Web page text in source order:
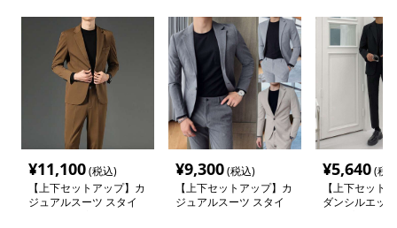
¥11,100(税込)
【上下セットアップ】カ
ジュアルスーツ スタイ
¥9,300(税込)
【上下セットアップ】カ
ジュアルスーツ スタイ
¥5,640(税
【上下セット
ダンシルエッ